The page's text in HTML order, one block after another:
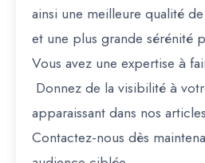
ainsi une meilleure qualité
et une plus grande sérénité
Vous avez une expertise à
Donnez de la visibilité à
apparaissant dans nos
Contactez-nous dès